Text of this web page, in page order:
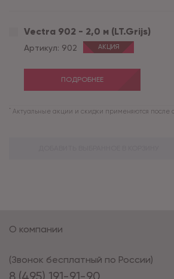
Vectra 902 - 2,0 м (LT.Grijs)
Артикул: 902 АКЦИЯ
ПОДРОБНЕЕ
* Актуальные акции и скидки применяются после
8 (495) 191-91-90
(Звонок бесплатный по России)
О компании